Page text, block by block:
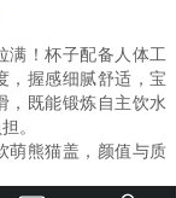
满！杯子配备人体工
，握感细腻舒适，宝
，既能锻炼自主饮水
。
萌熊猫盖，颜值与质